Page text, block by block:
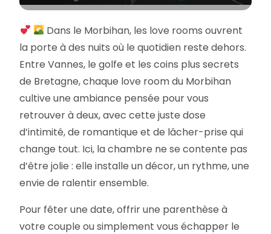
Dans le Morbihan, les love rooms ouvrent
la porte à des nuits où le quotidien reste dehors.
Entre Vannes, le golfe et les coins plus secrets
de Bretagne, chaque love room du Morbihan
cultive une ambiance pensée pour vous
retrouver à deux, avec cette juste dose
d’intimité, de romantique et de lâcher-prise qui
change tout. Ici, la chambre ne se contente pas
d’être jolie : elle installe un décor, un rythme, une
envie de ralentir ensemble.
Pour fêter une date, offrir une parenthèse à
votre couple ou simplement vous échapper le